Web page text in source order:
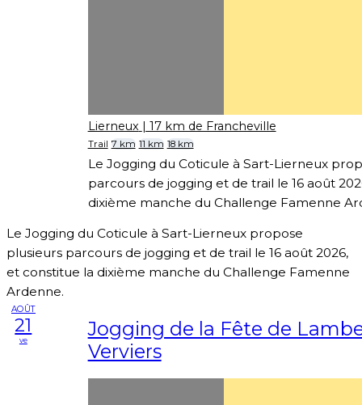
Lierneux | 17 km de Francheville
Trail 7 km 11 km 18 km
Le Jogging du Coticule à Sart-Lierneux
parcours de jogging et de trail le 16 août
dixième manche du Challenge Famenne
Le Jogging du Coticule à Sart-Lierneux propose
plusieurs parcours de jogging et de trail le 16 août 2026,
et constitue la dixième manche du Challenge Famenne
Ardenne.
AOÛT
21
ve
Jogging de la Fête de
Verviers